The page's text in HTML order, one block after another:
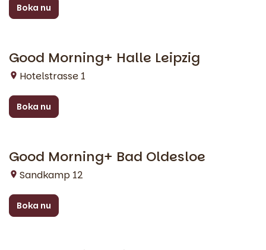
Boka nu
Halle (Saale)
Good Morning+ Halle Leipzig
Hotelstrasse 1
Boka nu
Bad Oldesloe
Good Morning+ Bad Oldesloe
Sandkamp 12
Boka nu